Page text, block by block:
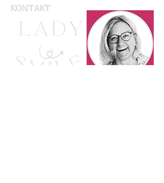
Ein Toller
KONTAKT